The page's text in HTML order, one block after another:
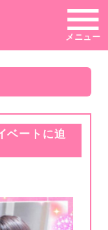
メニュー
ベートに迫